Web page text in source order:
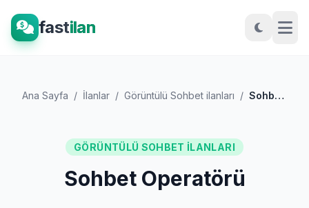
fastilan
Ana Sayfa / İlanlar / Görüntülü Sohbet ilanları / Sohbet Operatörü
GÖRÜNTÜLÜ SOHBET ILANLARI
Sohbet Operatörü